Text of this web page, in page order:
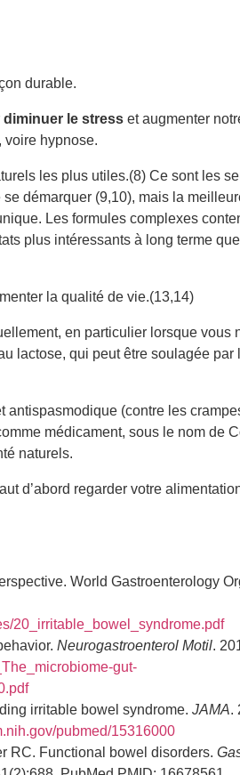
durable.
diminuer le stresset augmenter
hypnose.
les plus utiles.(8) Ce sont les
démarquer (9,10), mais la
Les formules complexes
plus intéressants à long terme
la qualité de vie.(13,14)
en particulier lorsque vous
lactose, qui peut être soulagée
antispasmodique (contre les
médicament, sous le nom de
naturels.
d’abord regarder votre
World Gastroenterology
20_irritable_bowel_syndrome.pdf
Neurogastroenterol Motil.
gut-
irritable bowel syndrome. JAMA.
pubmed/15316000
RC. Functional bowel disorders.